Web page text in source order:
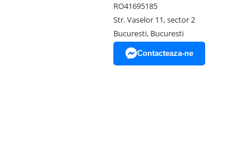
RO41695185
Str. Vaselor 11, sector 2
Bucuresti, Bucuresti
Contacteaza-ne